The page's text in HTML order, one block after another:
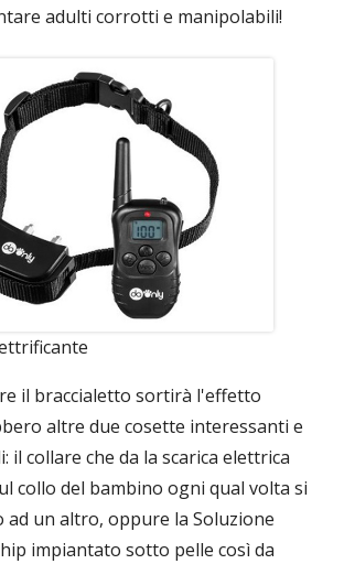
adulti corrotti e manipolabili!
il braccialetto sortirà l'effetto
altre due cosette interessanti e
il collare che da la scarica elettrica
collo del bambino ogni qual volta si
ad un altro, oppure la Soluzione
impiantato sotto pelle così da